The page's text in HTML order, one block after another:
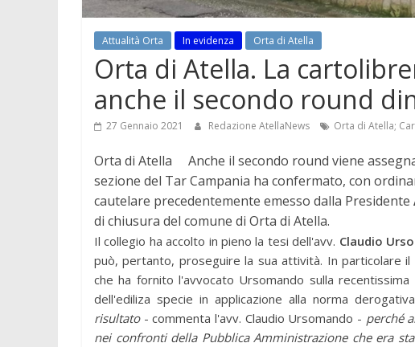
Attualità Orta In evidenza Orta di Atella
Orta di Atella. La
anche il secondo round
27 Gennaio 2021 Redazione AtellaNews Orta di Atella;
Orta di Atella Anche il secondo round viene
sezione del Tar Campania ha confermato, con
cautelare precedentemente emesso dalla Presidente
di chiusura del comune di Orta di Atella.
Il collegio ha accolto in pieno la tesi dell'avv. Claudio
può, pertanto, proseguire la sua attività. In particolare
che ha fornito l'avvocato Ursomando sulla
dell'ediliza specie in applicazione alla norma
risultato- commenta l'avv. Claudio Ursomando - perché
nei confronti della Pubblica Amministrazione che era